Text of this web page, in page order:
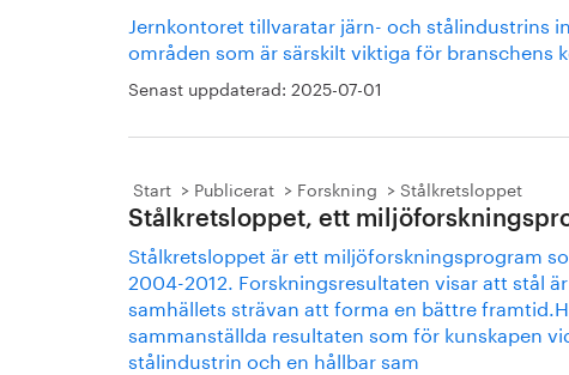
Jernkontoret tillvaratar järn- och stålindustrins
områden som är särskilt viktiga för branschens
Senast uppdaterad: 2025-07-01
Start Publicerat Forskning Stålkretsloppet
Stålkretsloppet, ett
Stålkretsloppet är ett miljöforskningsprogram
2004-2012. Forskningsresultaten visar att stål
samhällets strävan att forma en bättre
sammanställda resultaten som för kunskapen
stålindustrin och en hållbar sam